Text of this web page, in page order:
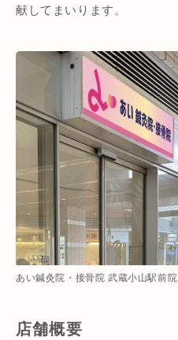
献してまいります。
あい鍼灸院・接骨院 武蔵小山駅前院
店舗概要